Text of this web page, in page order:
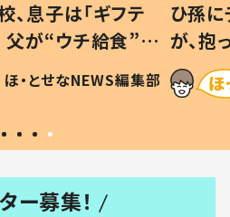
息子は「ギフテ
父が“ウチ給食”を
由とは #令和の親
ほ・とせなNEWS編集部
ひ孫
が、
「涙が
い」
ー募集！